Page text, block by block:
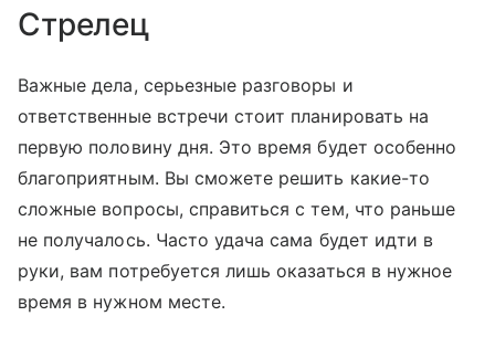
Стрелец
Важные дела, серьезные разговоры и
ответственные встречи стоит планировать на
первую половину дня. Это время будет особенно
благоприятным. Вы сможете решить какие-то
сложные вопросы, справиться с тем, что раньше
не получалось. Часто удача сама будет идти в
руки, вам потребуется лишь оказаться в нужное
время в нужном месте.